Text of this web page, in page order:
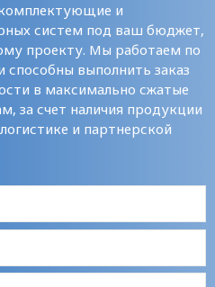
и
систем под ваш бюджет,
проекту. Мы работаем по
выполнить заказ
в максимально сжатые
за счет наличия продукции
и партнерской